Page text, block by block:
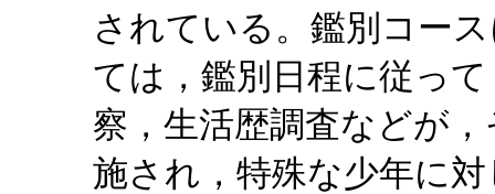
されている。鑑別コー
ては，鑑別日程に従っ
察，生活歴調査などが
施され，特殊な少年に